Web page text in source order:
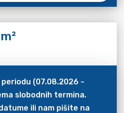
periodu (07.08.2026 -
slobodnih termina.
ili nam pišite na